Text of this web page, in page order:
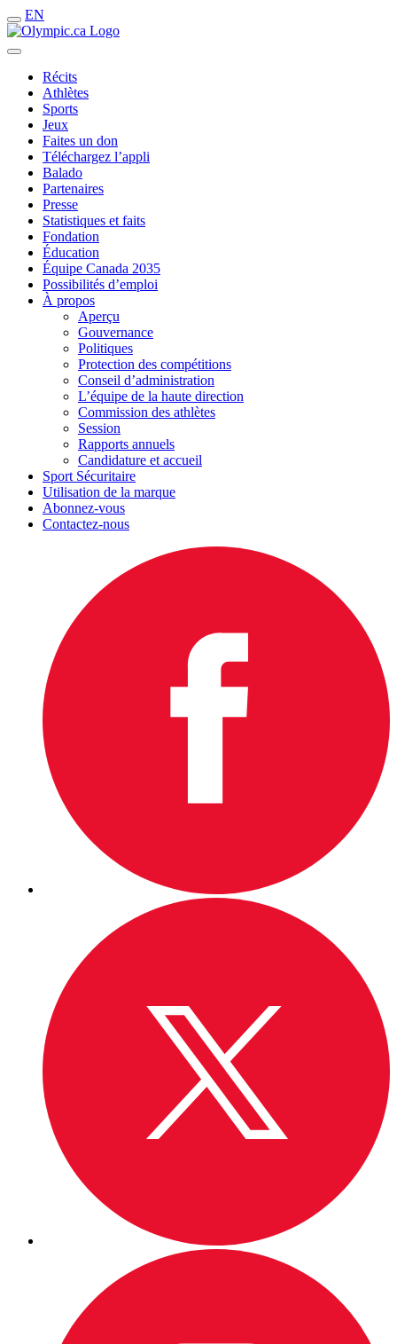
EN
Récits
Athlètes
Sports
Jeux
Faites un don
Téléchargez l’appli
Balado
Partenaires
Presse
Statistiques et faits
Fondation
Éducation
Équipe Canada 2035
Possibilités d’emploi
À propos
Aperçu
Gouvernance
Politiques
Protection des compétitions
Conseil d’administration
L’équipe de la haute direction
Commission des athlètes
Session
Rapports annuels
Candidature et accueil
Sport Sécuritaire
Utilisation de la marque
Abonnez-vous
Contactez-nous